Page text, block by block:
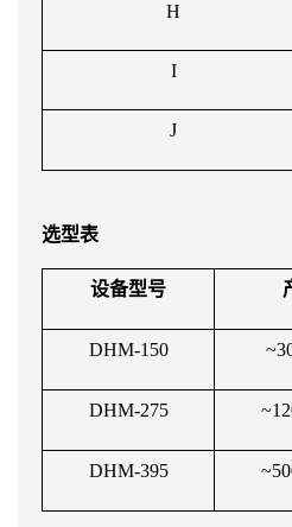
H
I
J
选型表
设备型号
DHM-150
DHM-275
DHM-395